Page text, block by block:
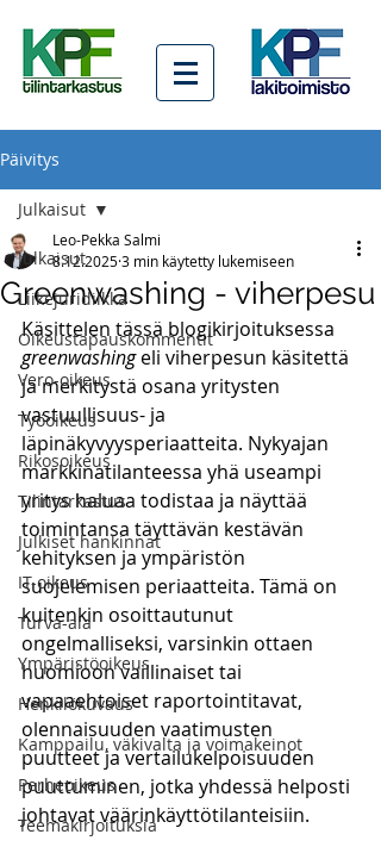
Päivitys
Julkaisut
Liikejuridiikka
Oikeustapauskommentit
Vero-oikeus
Työoikeus
Rikosoikeus
Tilintarkastus
Julkiset hankinnat
IT-oikeus
Turva-ala
Ympäristöoikeus
Henkilökuvaus
Kamppailu, väkivalta ja voimakeinot
Perheoikeus
Teemakirjoituksia
Julkaisut
Greenwashing - viherpesu
Leo-Pekka Salmi
8.12.20253 min käytetty lukemiseen
Käsittelen tässä blogikirjoituksessa
greenwashing eli viherpesun käsitettä
ja merkitystä osana yritysten
vastuullisuus- ja
läpinäkyvyysperiaatteita. Nykyajan
markkinatilanteessa yhä useampi
yritys haluaa todistaa ja näyttää
toimintansa täyttävän kestävän
kehityksen ja ympäristön
suojelemisen periaatteita. Tämä on
kuitenkin osoittautunut
ongelmalliseksi, varsinkin ottaen
huomioon vaillinaiset tai
vapaaehtoiset raportointitavat,
olennaisuuden vaatimusten
puutteet ja vertailukelpoisuuden
puuttuminen, jotka yhdessä helposti
johtavat väärinkäyttötilanteisiin.